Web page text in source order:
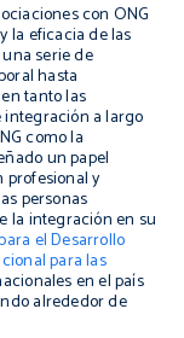
con ONG
la eficacia de las
serie de
hasta
tanto las
integración a largo
como la
un papel
y
personas
la integración en su
el Desarrollo
para las
en el país
alrededor de